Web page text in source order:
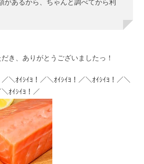
があるから、ちゃんと調べてから利
き、ありがとうございましたっ！
＼ｵｲｼｲﾖ！／＼ｵｲｼｲﾖ！／＼ｵｲｼｲﾖ！／＼
ｵｲｼｲﾖ！／